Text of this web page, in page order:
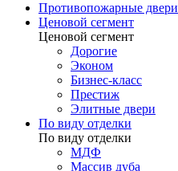
Противопожарные двери
Ценовой сегмент
Ценовой сегмент
Дорогие
Эконом
Бизнес-класс
Престиж
Элитные двери
По виду отделки
По виду отделки
МДФ
Массив дуба